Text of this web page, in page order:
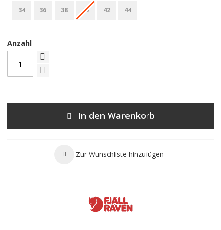
34 36 38 40 42 44
Anzahl
In den Warenkorb
Zur Wunschliste hinzufügen